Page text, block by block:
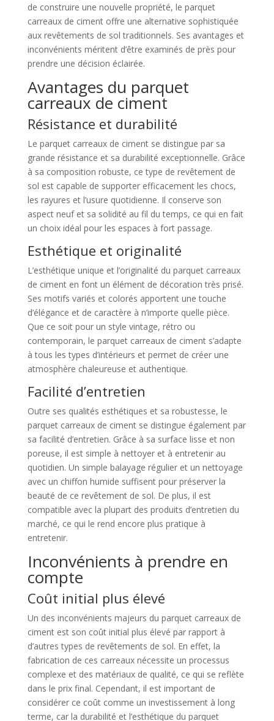
de construire une nouvelle propriété, le parquet
carreaux de ciment offre une alternative sophistiquée
aux revêtements de sol traditionnels. Ses avantages et
inconvénients méritent d’être examinés de près pour
prendre une décision éclairée.
Avantages du parquet
carreaux de ciment
Résistance et durabilité
Le parquet carreaux de ciment se distingue par sa
grande résistance et sa durabilité exceptionnelle. Grâce
à sa composition robuste, ce type de revêtement de
sol est capable de supporter efficacement les chocs,
les rayures et l’usure quotidienne. Il conserve son
aspect neuf et sa solidité au fil du temps, ce qui en fait
un choix idéal pour les espaces à fort passage.
Esthétique et originalité
L’esthétique unique et l’originalité du parquet carreaux
de ciment en font un élément de décoration très prisé.
Ses motifs variés et colorés apportent une touche
d’élégance et de caractère à n’importe quelle pièce.
Que ce soit pour un style vintage, rétro ou
contemporain, le parquet carreaux de ciment s’adapte
à tous les types d’intérieurs et permet de créer une
atmosphère chaleureuse et authentique.
Facilité d’entretien
Outre ses qualités esthétiques et sa robustesse, le
parquet carreaux de ciment se distingue également par
sa facilité d’entretien. Grâce à sa surface lisse et non
poreuse, il est simple à nettoyer et à entretenir au
quotidien. Un simple balayage régulier et un nettoyage
avec un chiffon humide suffisent pour préserver la
beauté de ce revêtement de sol. De plus, il est
compatible avec la plupart des produits d’entretien du
marché, ce qui le rend encore plus pratique à
entretenir.
Inconvénients à prendre en
compte
Coût initial plus élevé
Un des inconvénients majeurs du parquet carreaux de
ciment est son coût initial plus élevé par rapport à
d’autres types de revêtements de sol. En effet, la
fabrication de ces carreaux nécessite un processus
complexe et des matériaux de qualité, ce qui se reflète
dans le prix final. Cependant, il est important de
considérer ce coût comme un investissement à long
terme, car la durabilité et l’esthétique du parquet